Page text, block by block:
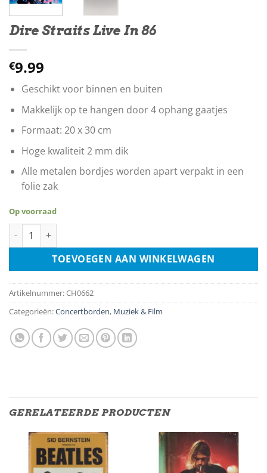
Dire Straits Live In 86
€9.99
Geschikt voor binnen en buiten
Makkelijk op te hangen door 4 ophang gaatjes
Formaat: 20 x 30 cm
Hoge kwaliteit 2 mm dik
Alle metalen bordjes worden apart verpakt in een
folie zak
Op voorraad
Dire Straits Live In 86 aantal
TOEVOEGEN AAN WINKELWAGEN
Artikelnummer:CH0662
Categorieën:Concertborden, Muziek & Film
GERELATEERDE PRODUCTEN